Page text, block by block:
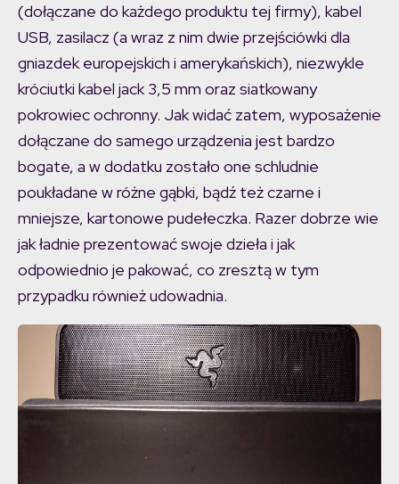
(dołączane do każdego produktu tej firmy), kabel
USB, zasilacz (a wraz z nim dwie przejściówki dla
gniazdek europejskich i amerykańskich), niezwykle
króciutki kabel jack 3,5 mm oraz siatkowany
pokrowiec ochronny. Jak widać zatem, wyposażenie
dołączane do samego urządzenia jest bardzo
bogate, a w dodatku zostało one schludnie
poukładane w różne gąbki, bądź też czarne i
mniejsze, kartonowe pudełeczka. Razer dobrze wie
jak ładnie prezentować swoje dzieła i jak
odpowiednio je pakować, co zresztą w tym
przypadku również udowadnia.